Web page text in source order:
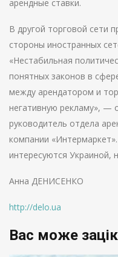
арендные ставки.
В другой торговой сети
стороны иностранных
«Нестабильная
понятных законов в
между арендатором и
негативную рекламу»,
руководитель отдела
компании
интересуются Украиной,
Анна ДЕНИСЕНКО
http://delo.ua
Вас може